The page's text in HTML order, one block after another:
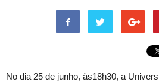
No dia 25 de junho, às18h30, a